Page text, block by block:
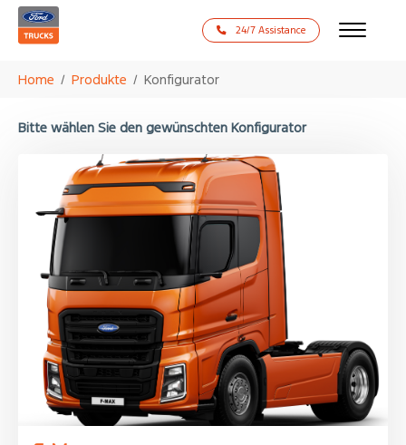
24/7 Assistance
Home Produkte Konfigurator
Bitte wählen Sie den gewünschten Konfigurator